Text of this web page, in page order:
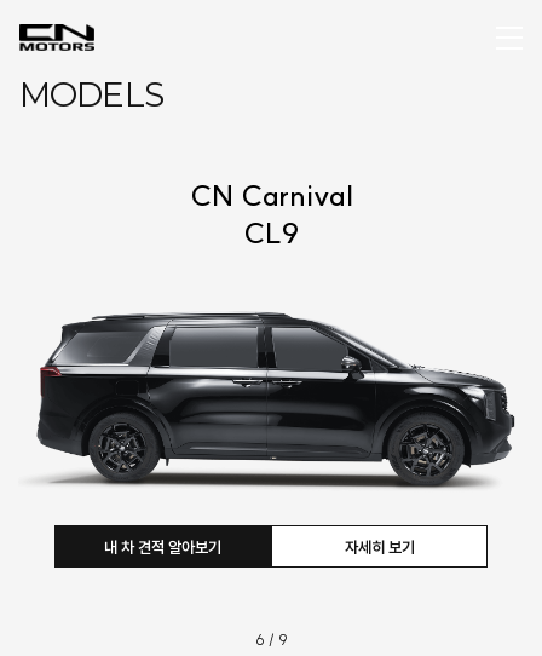
MODELS
CN Carnival
CL9
자세히 보기
내 차 견적 알아보기
6 / 9